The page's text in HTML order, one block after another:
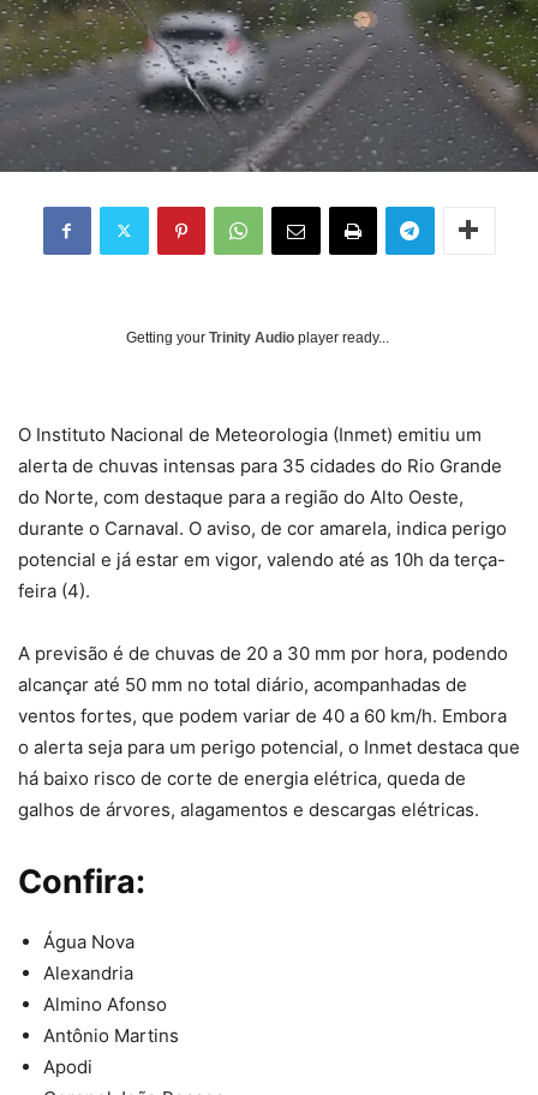
Getting your Trinity Audio player ready...
O Instituto Nacional de Meteorologia (Inmet) emitiu um
alerta de chuvas intensas para 35 cidades do Rio Grande
do Norte, com destaque para a região do Alto Oeste,
durante o Carnaval. O aviso, de cor amarela, indica perigo
potencial e já estar em vigor, valendo até as 10h da terça-
feira (4).
A previsão é de chuvas de 20 a 30 mm por hora, podendo
alcançar até 50 mm no total diário, acompanhadas de
ventos fortes, que podem variar de 40 a 60 km/h. Embora
o alerta seja para um perigo potencial, o Inmet destaca que
há baixo risco de corte de energia elétrica, queda de
galhos de árvores, alagamentos e descargas elétricas.
Confira:
Água Nova
Alexandria
Almino Afonso
Antônio Martins
Apodi